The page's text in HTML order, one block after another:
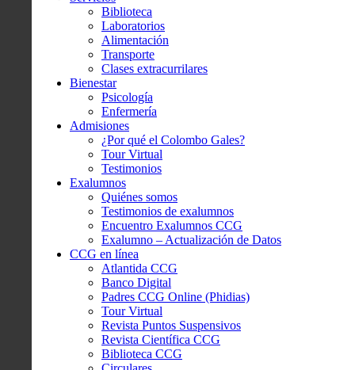
Biblioteca
Laboratorios
Alimentación
Transporte
Clases extracurrilares
Bienestar
Psicología
Enfermería
Admisiones
¿Por qué el Colombo Gales?
Tour Virtual
Testimonios
Exalumnos
Quiénes somos
Testimonios de exalumnos
Encuentro Exalumnos CCG
Exalumno – Actualización de Datos
CCG en línea
Atlantida CCG
Banco Digital
Padres CCG Online (Phidias)
Tour Virtual
Revista Puntos Suspensivos
Revista Científica CCG
Biblioteca CCG